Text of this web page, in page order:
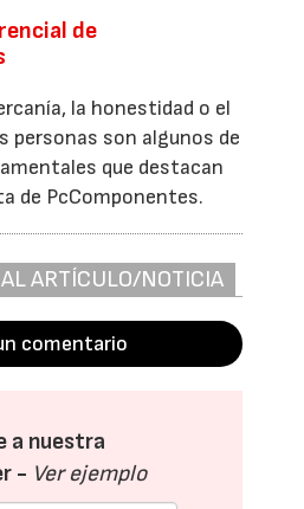
de
la honestidad o el
personas son algunos de
que destacan
de PcComponentes.
ARTÍCULO/NOTICIA
comentario
a nuestra
- Ver ejemplo